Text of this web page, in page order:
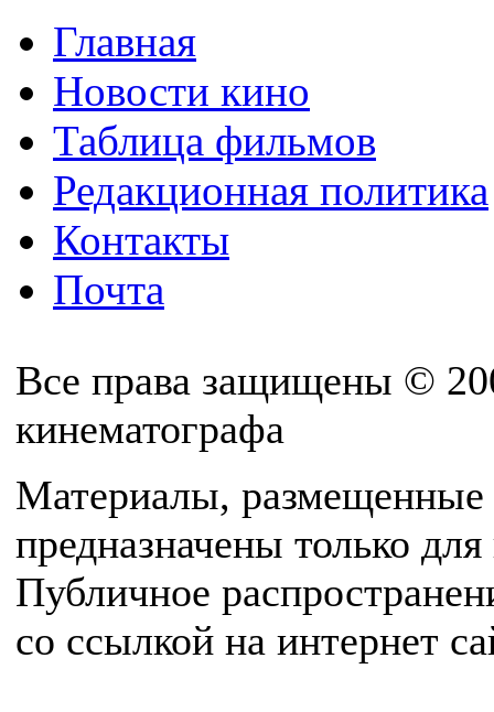
Главная
Новости кино
Таблица фильмов
Редакционная политика
Контакты
Почта
Все права защищены ©
кинематографа
Материалы, размещенные
предназначены только
Публичное
со ссылкой на интернет